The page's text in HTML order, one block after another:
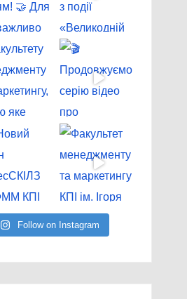
Follow on Instagram